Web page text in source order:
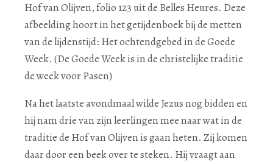
Hof van Olijven, folio 123 uit de Belles Heures. Deze
afbeelding hoort in het getijdenboek bij de metten
van de lijdenstijd: Het ochtendgebed in de Goede
Week. (De Goede Week is in de christelijke traditie
de week voor Pasen)
Na het laatste avondmaal wilde Jezus nog bidden en
hij nam drie van zijn leerlingen mee naar wat in de
traditie de Hof van Olijven is gaan heten. Zij komen
daar door een beek over te steken. Hij vraagt aan